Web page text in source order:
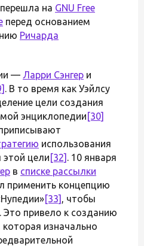
на GNU Free
перед основанием
Ричарда
— Ларри Сэнгер и
. В то время как Уэйлсу
цели создания
энциклопедии [30]
использования
цели [32] . 10 января
в списке рассылки
применить концепцию
[33] , чтобы
Это привело к созданию
изначально